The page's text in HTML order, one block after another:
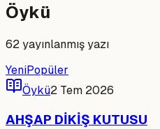
Öykü
62yayınlanmış yazı
YeniPopüler
Öykü2 Tem 2026
AHŞAP DİKİŞ KUTUSU